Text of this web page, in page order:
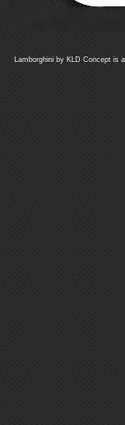
Lamborghini by KLD Concept is